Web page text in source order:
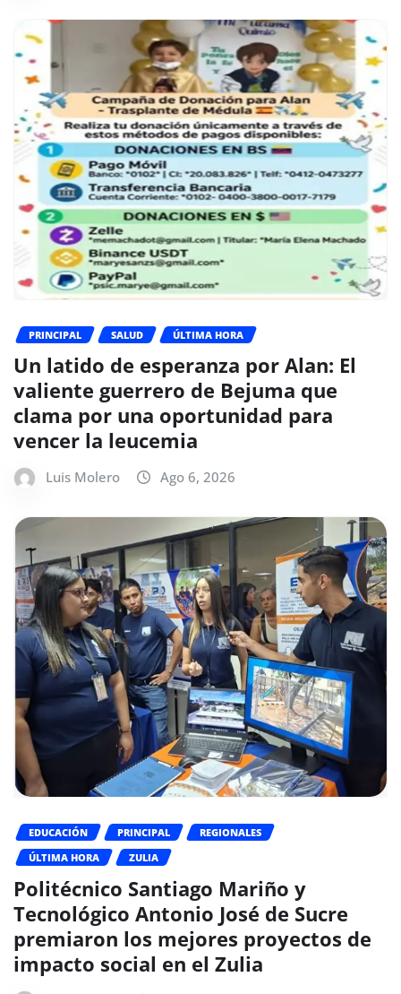
PRINCIPAL SALUD ÚLTIMA HORA
Un latido de esperanza por Alan: El
valiente guerrero de Bejuma que
clama por una oportunidad para
vencer la leucemia
Luis Molero Ago 6, 2026
EDUCACIÓN PRINCIPAL
REGIONALES
ÚLTIMA HORA
ZULIA
Politécnico Santiago Mariño y
Tecnológico Antonio José de Sucre
premiaron los mejores proyectos de
impacto social en el Zulia